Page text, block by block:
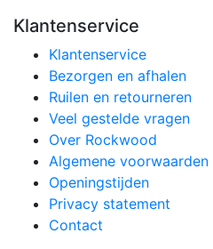
Klantenservice
Klantenservice
Bezorgen en afhalen
Ruilen en retourneren
Veel gestelde vragen
Over Rockwood
Algemene voorwaarden
Openingstijden
Privacy statement
Contact